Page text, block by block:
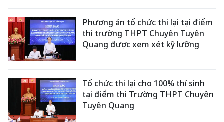
Phương án tổ chức thi lại tại điểm
thi trường THPT Chuyên Tuyên
Quang được xem xét kỹ lưỡng
Tổ chức thi lại cho 100% thí sinh
tại điểm thi Trường THPT Chuyên
Tuyên Quang